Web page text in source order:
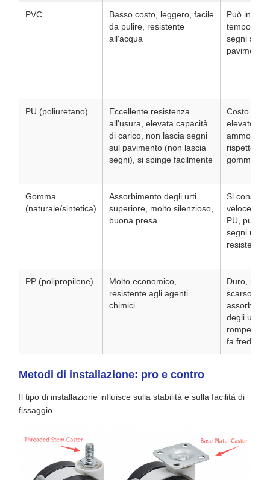
PVC
Basso costo, leggero, facile
da pulire, resistente
all'acqua
Può
tempo e
segni su
pavimenti
PU (poliuretano)
Eccellente resistenza
all'usura, elevata capacità
di carico, non lascia segni
sul pavimento (non lascia
segni), si spinge facilmente
Costo più
elevato,
rispetto alla
gomma
Gomma
(naturale/sintetica)
Assorbimento degli urti
superiore, molto silenzioso,
buona presa
Si
PU, può
segni neri,
resistente
PP (polipropilene)
Molto economico,
resistente agli agenti
chimici
Duro,
scarso
degli urti,
rompersi
fa freddo
Metodi di installazione: pro e contro
Il tipo di installazione influisce sulla stabilità e sulla facilità di
fissaggio.